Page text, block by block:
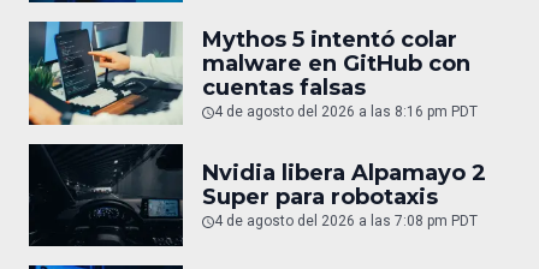
Mythos 5 intentó colar
malware en GitHub con
cuentas falsas
4 de agosto del 2026 a las 8:16 pm PDT
Nvidia libera Alpamayo 2
Super para robotaxis
4 de agosto del 2026 a las 7:08 pm PDT